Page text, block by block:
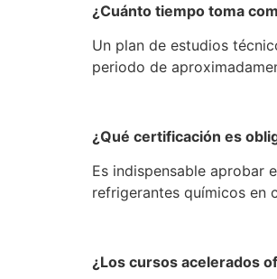
¿Cuánto tiempo toma
Un plan de estudios
periodo de
¿Qué certificación es
Es indispensable aprobar
refrigerantes químicos en
¿Los cursos acelerados